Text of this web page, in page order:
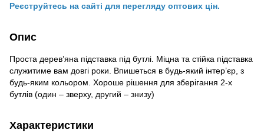
Реєструйтесь на сайті для перегляду оптових цін.
Опис
Проста дерев’яна підставка під бутлі. Міцна та стійка підставка
служитиме вам довгі роки. Впишеться в будь-який інтер’єр, з
будь-яким кольором. Хороше рішення для зберігання 2-х
бутлів (один – зверху, другий – знизу)
Характеристики